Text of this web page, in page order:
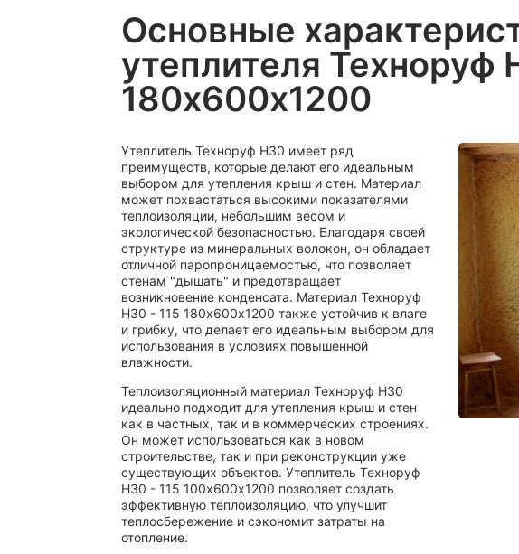
Основные
утеплителя Техноруф
180х600х1200
Утеплитель Техноруф Н30 имеет ряд
преимуществ, которые делают его идеальным
выбором для утепления крыш и стен. Материал
может похвастаться высокими показателями
теплоизоляции, небольшим весом и
экологической безопасностью. Благодаря своей
структуре из минеральных волокон, он обладает
отличной паропроницаемостью, что позволяет
стенам "дышать" и предотвращает
возникновение конденсата. Материал Техноруф
Н30 - 115 180х600х1200 также устойчив к влаге
и грибку, что делает его идеальным выбором для
использования в условиях повышенной
влажности.
Теплоизоляционный материал Техноруф Н30
идеально подходит для утепления крыш и стен
как в частных, так и в коммерческих строениях.
Он может использоваться как в новом
строительстве, так и при реконструкции уже
существующих объектов. Утеплитель Техноруф
Н30 - 115 100х600х1200 позволяет создать
эффективную теплоизоляцию, что улучшит
теплосбережение и сэкономит затраты на
отопление.